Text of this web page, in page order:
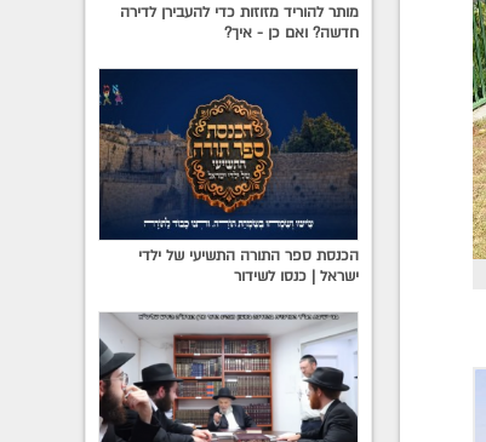
מותר להוריד מזוזות כדי להעבירן לדירה
חדשה? ואם כן - איך?
הכנסת ספר התורה התשיעי של ילדי
ישראל | כנסו לשידור